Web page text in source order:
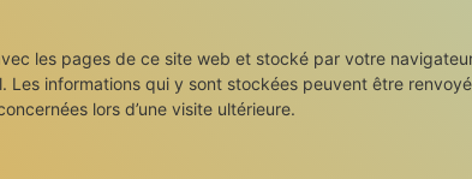
les pages de ce site web et stocké par votre
Les informations qui y sont stockées peuvent être
lors d’une visite ultérieure.